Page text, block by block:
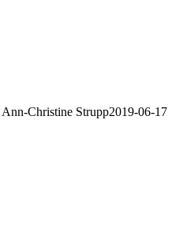
Ann-Christine Strupp2019-06-17